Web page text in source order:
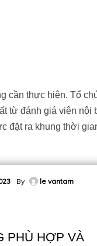
cần thực hiện. Tổ
từ đánh giá viên nội
đặt ra khung thời
By le vantam
PHÙ HỢP VÀ